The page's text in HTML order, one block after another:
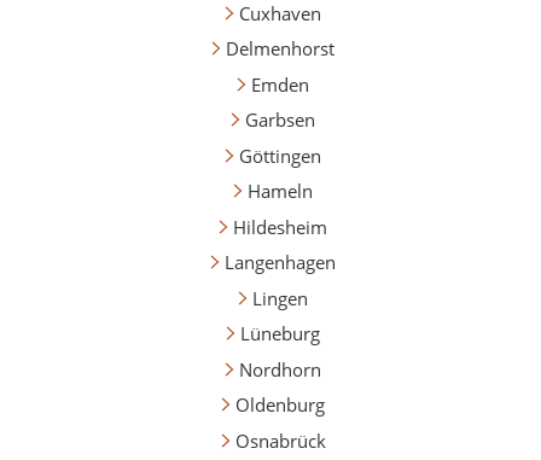
Cuxhaven
Delmenhorst
Emden
Garbsen
Göttingen
Hameln
Hildesheim
Langenhagen
Lingen
Lüneburg
Nordhorn
Oldenburg
Osnabrück